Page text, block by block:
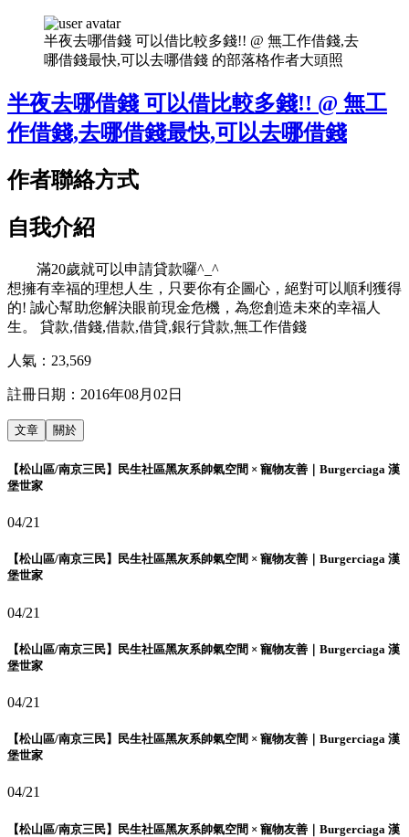
半夜去哪借錢 可以借比較多錢!! @ 無工作借錢,去
哪借錢最快,可以去哪借錢 的部落格作者大頭照
半夜去哪借錢 可以借比較多錢!! @ 無工
作借錢,去哪借錢最快,可以去哪借錢
作者聯絡方式
自我介紹
滿20歲就可以申請貸款囉^_^
想擁有幸福的理想人生，只要你有企圖心，絕對可以順利獲得
的! 誠心幫助您解決眼前現金危機，為您創造未來的幸福人
生。 貸款,借錢,借款,借貸,銀行貸款,無工作借錢
人氣： 23,569
註冊日期： 2016年08月02日
文章 關於
【松山區/南京三民】民生社區黑灰系帥氣空間 × 寵物友善｜Burgerciaga 漢
堡世家
04/21
【松山區/南京三民】民生社區黑灰系帥氣空間 × 寵物友善｜Burgerciaga 漢
堡世家
04/21
【松山區/南京三民】民生社區黑灰系帥氣空間 × 寵物友善｜Burgerciaga 漢
堡世家
04/21
【松山區/南京三民】民生社區黑灰系帥氣空間 × 寵物友善｜Burgerciaga 漢
堡世家
04/21
【松山區/南京三民】民生社區黑灰系帥氣空間 × 寵物友善｜Burgerciaga 漢